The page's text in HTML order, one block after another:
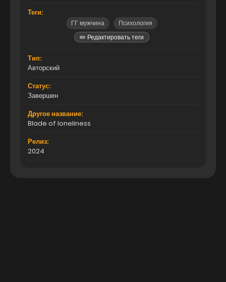
Теги:
ГГ мужчина
Психология
✏️ Редактировать теги
Тип:
Авторский
Статус:
Завершен
Другое название:
Blade of loneliness
Релиз:
2024